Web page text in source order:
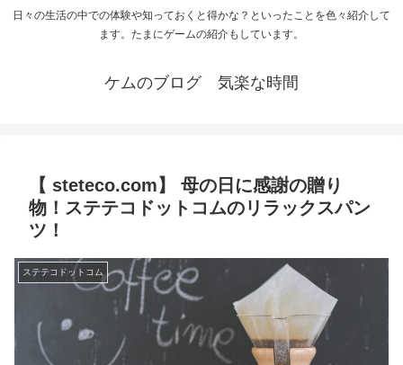
日々の生活の中での体験や知っておくと得かな？といったことを色々紹介して
ます。たまにゲームの紹介もしています。
ケムのブログ 気楽な時間
【 steteco.com】 母の日に感謝の贈り
物！ステテコドットコムのリラックスパン
ツ！
ステテコドットコム